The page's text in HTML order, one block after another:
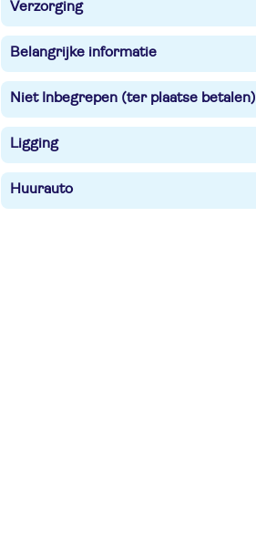
Verzorging
Belangrijke informatie
Niet Inbegrepen (ter plaatse betalen)
Ligging
Huurauto